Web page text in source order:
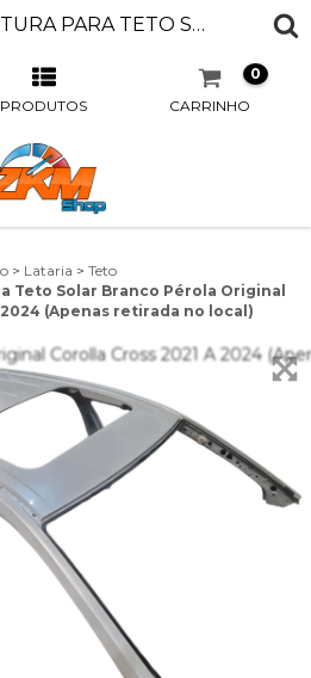
TETO COM ABERTURA PARA TETO SOLAR BRANCO PÉROLA ORIGINAL COROLLA CROSS 2021 A 2024 (APENAS RETIRADA NO LOCAL)
PRODUTOS CARRINHO
0
> Lataria > Teto
Teto Solar Branco Pérola Original
2024 (Apenas retirada no local)